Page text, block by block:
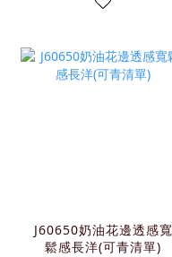
J60650奶油花邊透感寬
鬆感長洋(可青清單)